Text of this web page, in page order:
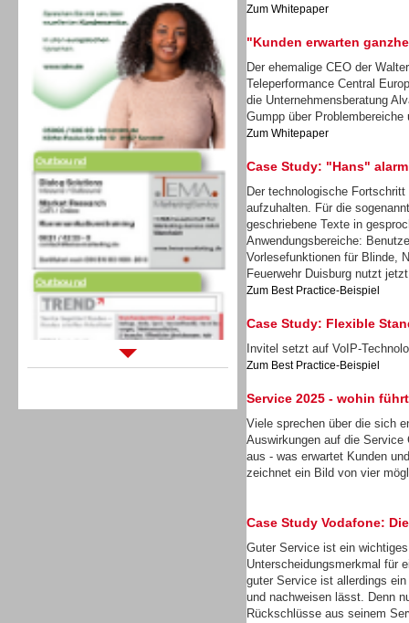
Outbound
Outbound
Zum Whitepaper
"Kunden erwarten
Der ehemalige CEO der
Teleperformance Central
die Unternehmensberatung
Gumpp über
Zum Whitepaper
Case Study: "Hans"
Der technologische
aufzuhalten. Für die
geschriebene Texte in
Anwendungsbereiche:
Vorlesefunktionen für Blinde,
Feuerwehr Duisburg nutzt
Zum Best Practice-Beispiel
Case Study: Flexible
Invitel setzt auf VoIP-
Zum Best Practice-Beispiel
Service 2025 - wohin
Viele sprechen über die sich
Auswirkungen auf die Service
aus - was erwartet Kunden
zeichnet ein Bild von vier
Case Study Vodafone:
Guter Service ist ein
Unterscheidungsmerkmal für
guter Service ist allerdings
und nachweisen lässt. Denn
Rückschlüsse aus seinem